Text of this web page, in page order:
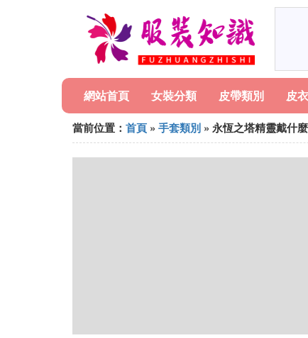
網站首頁 女裝分類 皮帶類別 皮
當前位置： 首頁 » 手套類別 » 永恆之塔精靈戴什